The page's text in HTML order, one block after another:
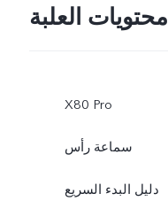
محتويات العلبة
X80 Pro
سماعة رأس
دليل البدء السريع